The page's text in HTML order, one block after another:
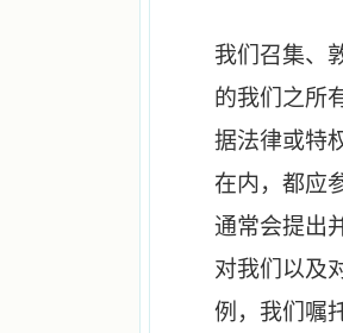
我们召集、
的我们之所
据法律或特
在内，都应
通常会提出
对我们以及
例，我们嘱